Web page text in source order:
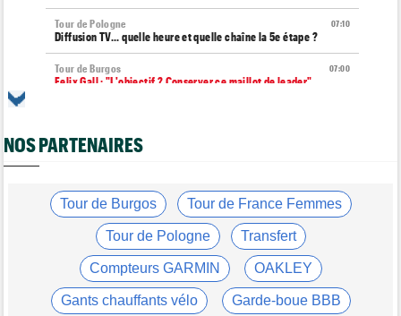
07:10
Tour de Pologne
Diffusion TV... quelle heure et quelle chaîne la 5e étape ?
07:00
Tour de Burgos
Felix Gall : "L'objectif ? Conserver ce maillot de leader"
06/08
Tour de France Femmes
David Lappartient : "Le cyclisme féminin progresse, mais…"
Transfert
La Soudal Quick-Step recrute un talentueux sprinteur allemand
de 24 ans
NOS PARTENAIRES
Tour de Burgos Tour de France Femmes
Tour de Pologne Transfert
Compteurs GARMIN OAKLEY
Gants chauffants vélo Garde-boue BBB